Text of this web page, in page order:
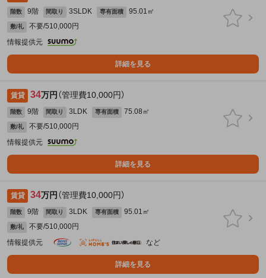
階数 9階 間取り 3SLDK 専有面積 95.01㎡
敷/礼
不要/510,000円
情報提供元
詳細を見る
賃貸 34万円（管理費10,000円）
階数 9階 間取り 3LDK 専有面積 75.08㎡
敷/礼
不要/510,000円
情報提供元
詳細を見る
賃貸 34万円（管理費10,000円）
階数 9階 間取り 3LDK 専有面積 95.01㎡
敷/礼
不要/510,000円
情報提供元
など
詳細を見る